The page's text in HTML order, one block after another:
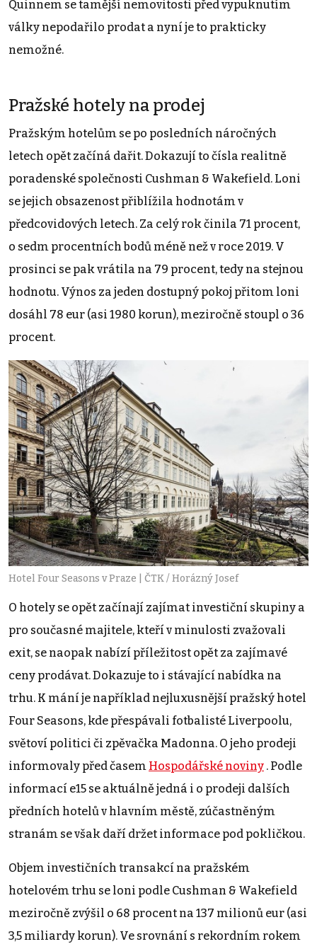
Quinnem se tamější nemovitosti před vypuknutím
války nepodařilo prodat a nyní je to prakticky
nemožné.
Pražské hotely na prodej
Pražským hotelům se po posledních náročných
letech opět začíná dařit. Dokazují to čísla realitně
poradenské společnosti Cushman & Wakefield. Loni
se jejich obsazenost přiblížila hodnotám v
předcovidových letech. Za celý rok činila 71 procent,
o sedm procentních bodů méně než v roce 2019. V
prosinci se pak vrátila na 79 procent, tedy na stejnou
hodnotu. Výnos za jeden dostupný pokoj přitom loni
dosáhl 78 eur (asi 1980 korun), meziročně stoupl o 36
procent.
Hotel Four Seasons v Praze | ČTK / Horázný Josef
O hotely se opět začínají zajímat investiční skupiny a
pro současné majitele, kteří v minulosti zvažovali
exit, se naopak nabízí příležitost opět za zajímavé
ceny prodávat. Dokazuje to i stávající nabídka na
trhu. K mání je například nejluxusnější pražský hotel
Four Seasons, kde přespávali fotbalisté Liverpoolu,
světoví politici či zpěvačka Madonna. O jeho prodeji
informovaly před časem Hospodářské noviny . Podle
informací e15 se aktuálně jedná i o prodeji dalších
předních hotelů v hlavním městě, zúčastněným
stranám se však daří držet informace pod pokličkou.
Objem investičních transakcí na pražském
hotelovém trhu se loni podle Cushman & Wakefield
meziročně zvýšil o 68 procent na 137 milionů eur (asi
3,5 miliardy korun). Ve srovnání s rekordním rokem